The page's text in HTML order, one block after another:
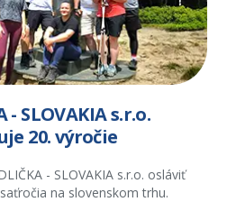
- SLOVAKIA s.r.o.
20. výročie
- SLOVAKIA s.r.o. osláviť
na slovenskom trhu.